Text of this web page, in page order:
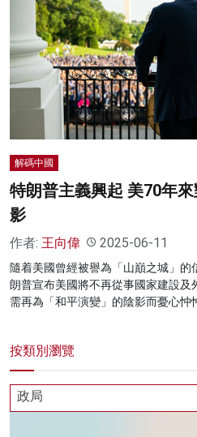
科技
影片
名家榜
灼見活動
解碼中國
特朗普主義興起 美70年
影
作者: 王向偉 2025-06-11
隨着美國曾經被譽為「山巔之城」
朗普宣布美國將不再從事國家建設
需再為「和平演變」的陰影而憂心忡
按類別瀏覽
政局